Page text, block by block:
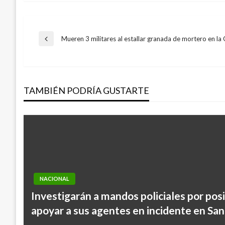
Navegación
entradas
Entrada
Mueren 3 militares al estallar granada de mortero en la
TAMBIÉN PODRÍA GUSTARTE
NACIONAL
Investigarán a mandos policiales por
apoyar a sus agentes en incidente en